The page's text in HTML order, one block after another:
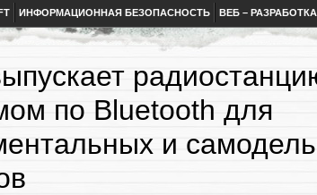
ИНФОРМАЦИОННАЯ БЕЗОПАСНОСТЬ ВЕБ – РАЗРАБОТКА
по Bluetooth для
и